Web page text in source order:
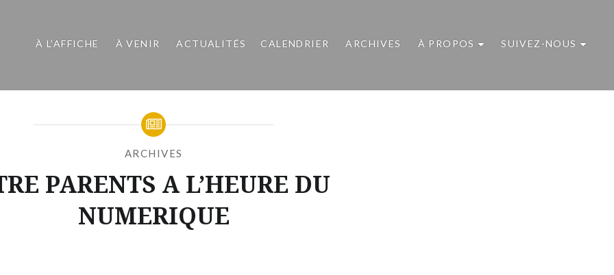
À L’AFFICHE À VENIR ACTUALITÉS CALENDRIER ARCHIVES À PROPOS SUIVEZ-NOUS
ARCHIVES
PARENTS A L’HEURE DU
NUMERIQUE